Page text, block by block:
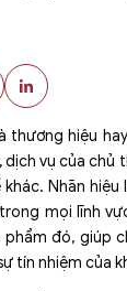
thương hiệu
vụ của chủ
Nhãn
mọi lĩnh
phẩm đó, giúp
tín nhiệm của